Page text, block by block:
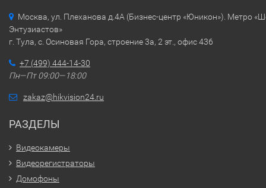
Москва, ул. Плеханова д.4А (Бизнес-центр «Юникон»). Метро
Энтузиастов»
г. Тула, с. Осиновая Гора, строение 3а, 2 эт., офис 436
+7 (499) 444-14-30
Пн—Пт 09:00—18:00
zakaz@hikvision24.ru
РАЗДЕЛЫ
Видеокамеры
Видеорегистраторы
Домофоны